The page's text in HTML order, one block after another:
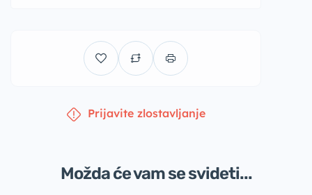
Prijavite zlostavljanje
Možda će vam se svideti...